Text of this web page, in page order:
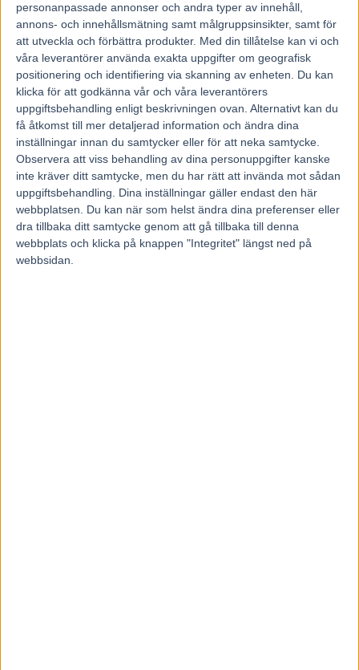
personanpassade annonser och andra typer av innehåll,
annons- och innehållsmätning samt målgruppsinsikter, samt för
att utveckla och förbättra produkter. Med din tillåtelse kan vi och
våra leverantörer använda exakta uppgifter om geografisk
positionering och identifiering via skanning av enheten. Du kan
klicka för att godkänna vår och våra leverantörers
uppgiftsbehandling enligt beskrivningen ovan. Alternativt kan du
få åtkomst till mer detaljerad information och ändra dina
inställningar innan du samtycker eller för att neka samtycke.
Observera att viss behandling av dina personuppgifter kanske
inte kräver ditt samtycke, men du har rätt att invända mot sådan
uppgiftsbehandling. Dina inställningar gäller endast den här
webbplatsen. Du kan när som helst ändra dina preferenser eller
dra tillbaka ditt samtycke genom att gå tillbaka till denna
webbplats och klicka på knappen "Integritet" längst ned på
webbsidan.
och Åke Svanstedt och tvåan Devious Man.
”Fullständigt strålande”
Enterprise ägs av expertkommentatorerna Lasse Granqvist
och Hasse Backe, samt Unibet-grundaren Anders Ström.
På Stall Courants Twitter sammanfattar Lasse Granqvist
finaldagen,i ett videoklipp.
– Enterprise trea efter försöksvinsten, fullständigt
strålande prestation, hästen har fortfarande inte sprungit
tvåsiffrigt i antal lopp. Vansinnig dramatik i
Hambletonianfinalen 2017 där Åke Svanstedt till slut vann